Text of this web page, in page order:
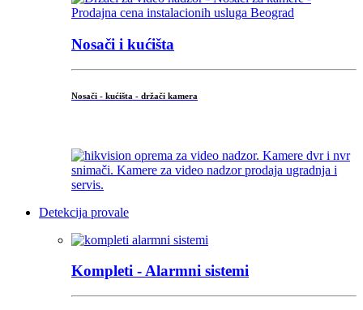
Nosači i kućišta
Nosači - kućišta - držači kamera
Detekcija provale
Kompleti - Alarmni sistemi